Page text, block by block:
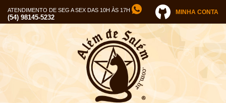
ATENDIMENTO DE SEG A SEX DAS 10H ÀS 17H
(54) 98145-5232
MINHA CONTA